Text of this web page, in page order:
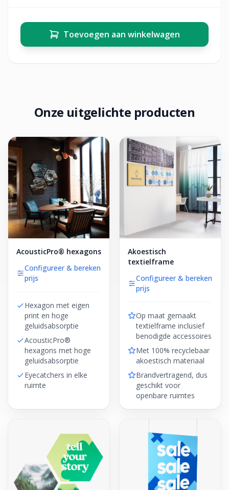
Toevoegen aan winkelwagen
Onze uitgelichte producten
AcousticPro® hexagons
Configureer & bereken
prijs
Hexagon met eigen
print en hoge
geluidsabsorptie
AcousticPro®
hexagons met hoge
geluidsabsorptie
Eyecatchers in elke
ruimte
Akoestisch
textielframe
Configureer & bereken
prijs
Op maat gemaakt
textielframe inclusief
benodigde accessoires
Met 100% recyclebaar
akoestisch materiaal
Brandvertragend, dus
geschikt voor
openbare ruimtes